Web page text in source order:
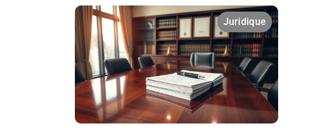
Juridique